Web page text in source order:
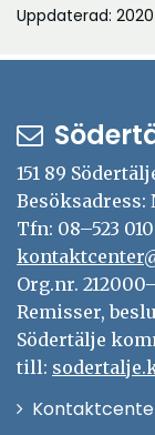
Uppdaterad:
151 89
Besöksadress:
Tfn: 08–523
Org.nr.
Remisser,
Södertälje
till: